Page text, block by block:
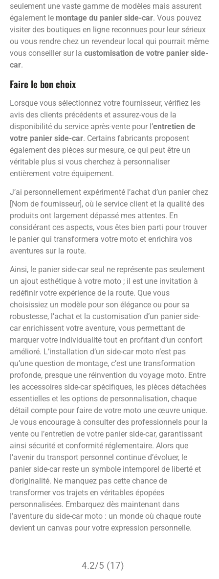
seulement une vaste gamme de modèles mais assurent
également le montage du panier side-car. Vous pouvez
visiter des boutiques en ligne reconnues pour leur sérieux
ou vous rendre chez un revendeur local qui pourrait même
vous conseiller sur la customisation de votre panier side-
car.
Faire le bon choix
Lorsque vous sélectionnez votre fournisseur, vérifiez les
avis des clients précédents et assurez-vous de la
disponibilité du service après-vente pour l’entretien de
votre panier side-car. Certains fabricants proposent
également des pièces sur mesure, ce qui peut être un
véritable plus si vous cherchez à personnaliser
entièrement votre équipement.
J’ai personnellement expérimenté l’achat d’un panier chez
[Nom de fournisseur], où le service client et la qualité des
produits ont largement dépassé mes attentes. En
considérant ces aspects, vous êtes bien parti pour trouver
le panier qui transformera votre moto et enrichira vos
aventures sur la route.
Ainsi, le panier side-car seul ne représente pas seulement
un ajout esthétique à votre moto ; il est une invitation à
redéfinir votre expérience de la route. Que vous
choisissiez un modèle pour son élégance ou pour sa
robustesse, l’achat et la customisation d’un panier side-
car enrichissent votre aventure, vous permettant de
marquer votre individualité tout en profitant d’un confort
amélioré. L’installation d’un side-car moto n’est pas
qu’une question de montage, c’est une transformation
profonde, presque une réinvention du voyage moto. Entre
les accessoires side-car spécifiques, les pièces détachées
essentielles et les options de personnalisation, chaque
détail compte pour faire de votre moto une œuvre unique.
Je vous encourage à consulter des professionnels pour la
vente ou l’entretien de votre panier side-car, garantissant
ainsi sécurité et conformité réglementaire. Alors que
l’avenir du transport personnel continue d’évoluer, le
panier side-car reste un symbole intemporel de liberté et
d’originalité. Ne manquez pas cette chance de
transformer vos trajets en véritables épopées
personnalisées. Embarquez dès maintenant dans
l’aventure du side-car moto : un monde où chaque route
devient un canvas pour votre expression personnelle.
4.2/5 (17)